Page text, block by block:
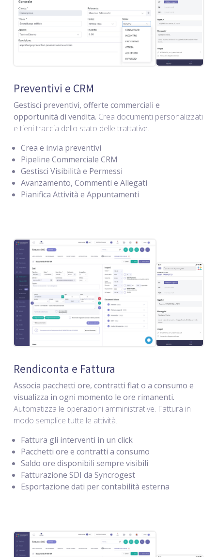
Preventivi e CRM
Gestisci preventivi, offerte commerciali e
opportunità di vendita. Crea documenti personalizzati
e tieni traccia dello stato delle trattative.
Crea e invia preventivi
Pipeline Commerciale CRM
Gestisci Visibilità e Permessi
Avanzamento, Commenti e Allegati
Pianifica Attività e Appuntamenti
Rendiconta e Fattura
Associa pacchetti ore, contratti flat o a consumo e
visualizza in ogni momento le ore rimanenti.
Automatizza le operazioni amministrative. Fattura in
modo semplice tutte le attività.
Fattura gli interventi in un click
Pacchetti ore e contratti a consumo
Saldo ore disponibili sempre visibili
Fatturazione SDI da Syncrogest
Esportazione dati per contabilità esterna